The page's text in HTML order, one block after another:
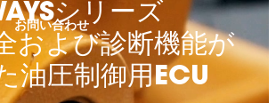
お問い合わせシリーズ
および診断機能が
油圧制御用ECU